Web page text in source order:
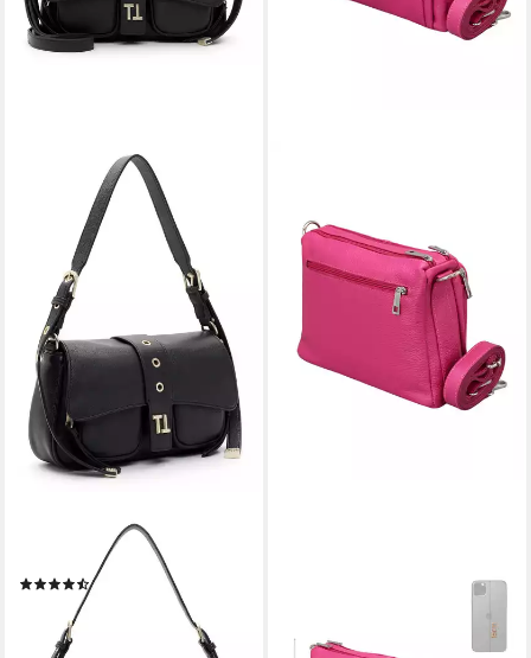
Schultertasche Shoulder Bag
(7)
UVP
Umhängetasche für Damen,
Schultertasche aus Echtleder
(Einzelstück, verstellbarer